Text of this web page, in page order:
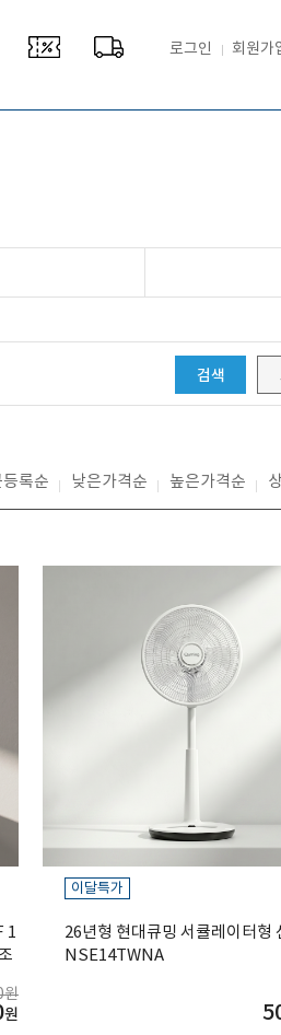
로그인 회원가
검색
등록순 낮은가격순 높은가격순
1
원
원
이달특가
26년형 현대큐밍 서큘레이터형
NSE14TWNA